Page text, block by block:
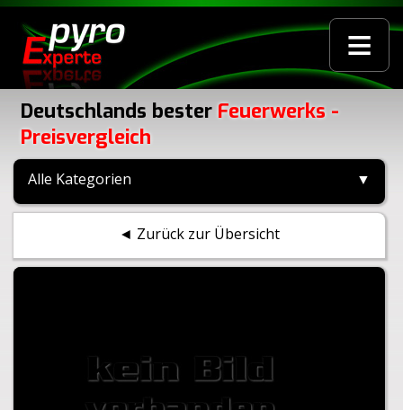
≡
Deutschlands bester Feuerwerks -
Preisvergleich
Alle Kategorien ▼
◄ Zurück zur Übersicht